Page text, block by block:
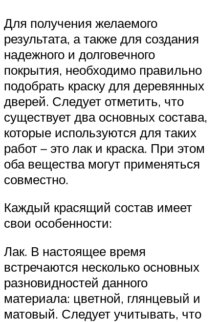
Для получения желаемого
результата, а также для создания
надежного и долговечного
покрытия, необходимо правильно
подобрать краску для деревянных
дверей. Следует отметить, что
существует два основных состава,
которые используются для таких
работ – это лак и краска. При этом
оба вещества могут применяться
совместно.
Каждый красящий состав имеет
свои особенности:
Лак. В настоящее время
встречаются несколько основных
разновидностей данного
материала: цветной, глянцевый и
матовый. Следует учитывать, что